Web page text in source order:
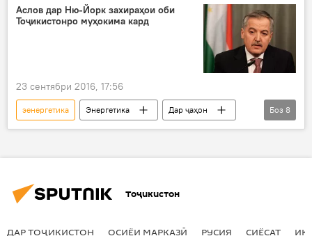
Аслов дар Ню-Йорк захираҳои оби
Тоҷикистонро муҳокима кард
23 сентябри 2016, 17:56
эенергетика Энергетика
Дар ҷаҳон
Иҷтимоъ
Нақлиёт
Ҳамаи хабарҳо
нақлиёт
Боз 8
Тоҷикистон
ДАР ТОҶИКИСТОН ОСИЁИ МАРКАЗӢ РУСИЯ СИЁСАТ